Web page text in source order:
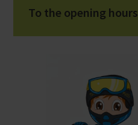
To the opening hours